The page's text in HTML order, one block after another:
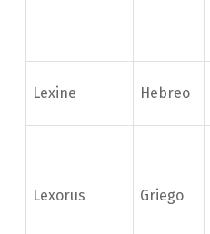
Lexine Hebreo
Lexorus Griego